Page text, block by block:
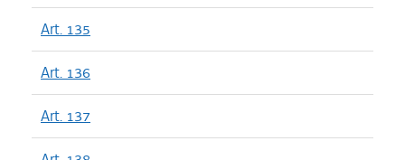
Art. 135
Art. 136
Art. 137